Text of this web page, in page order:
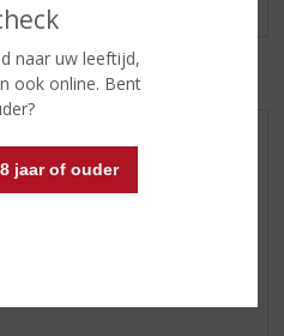
naar uw leeftijd,
ook online. Bent
jaar of ouder